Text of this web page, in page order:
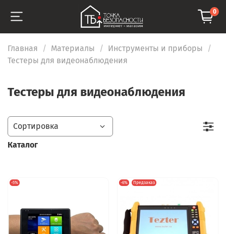
0
Главная Материалы
Инструменты и приборы
Тестеры для видеонаблюдения
Тестеры для видеонаблюдения
-5% -6% Предзаказ
Каталог